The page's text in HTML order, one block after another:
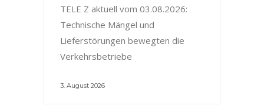
TELE Z aktuell vom 03.08.2026:
Technische Mängel und
Lieferstörungen bewegten die
Verkehrsbetriebe
3. August 2026